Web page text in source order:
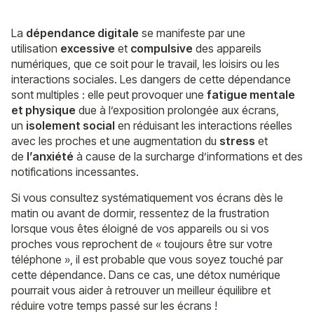
La dépendance digitale se manifeste par une
utilisation excessive et compulsive des appareils
numériques, que ce soit pour le travail, les loisirs ou les
interactions sociales. Les dangers de cette dépendance
sont multiples : elle peut provoquer une fatigue mentale
et physique due à l’exposition prolongée aux écrans,
un isolement social en réduisant les interactions réelles
avec les proches et une augmentation du stress et
de l’anxiété à cause de la surcharge d’informations et des
notifications incessantes.
Si vous consultez systématiquement vos écrans dès le
matin ou avant de dormir, ressentez de la frustration
lorsque vous êtes éloigné de vos appareils ou si vos
proches vous reprochent de « toujours être sur votre
téléphone », il est probable que vous soyez touché par
cette dépendance. Dans ce cas, une détox numérique
pourrait vous aider à retrouver un meilleur équilibre et
réduire votre temps passé sur les écrans !